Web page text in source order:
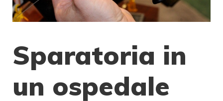
Sparatoria in
un ospedale